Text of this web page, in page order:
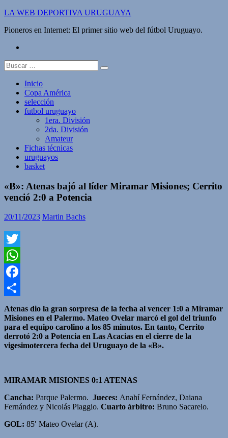
Saltar
contenido
LA WEB DEPORTIVA URUGUAYA
Pioneros en Internet: El primer sitio web del fútbol Uruguayo.
Buscar:
Inicio
Copa América
selección
futbol uruguayo
1era. División
2da. División
Amateur
Fichas técnicas
uruguayos
basket
«B»: Atenas bajó al líder Miramar Misiones; Cerrito
venció 2:0 a Potencia
20/11/2023 Martin Bachs
Twitter
WhatsApp
Facebook
Compartir
Atenas dio la gran sorpresa de la fecha al vencer 1:0 a Miramar
Misiones en el Palermo. Mateo Ovelar marcó el gol del triunfo
para el equipo carolino a los 85 minutos. En tanto, Cerrito
derrotó 2:0 a Potencia en Las Acacias en el cierre de la
vigesimotercera fecha del Uruguayo de la «B».
MIRAMAR MISIONES 0:1 ATENAS
Cancha: Parque Palermo. Jueces: Anahí Fernández, Daiana
Fernández y Nicolás Piaggio. Cuarto árbitro: Bruno Sacarelo.
GOL: 85′ Mateo Ovelar (A).